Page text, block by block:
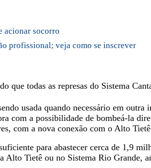
acionar socorro
profissional; veja como se inscrever
que todas as represas do Sistema
usada quando necessário em
com a possibilidade de bombeá-la
com a nova conexão com o Alto
para abastecer cerca de 1,9
Alto Tietê ou no Sistema Rio Grande,